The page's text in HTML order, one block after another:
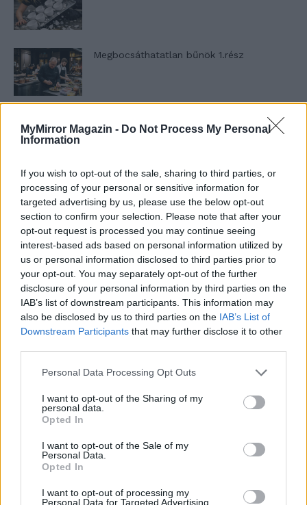
MyMirror Magazin - Do Not Process My Personal
Information
If you wish to opt-out of the sale, sharing to third parties, or
processing of your personal or sensitive information for
targeted advertising by us, please use the below opt-out
section to confirm your selection. Please note that after your
opt-out request is processed you may continue seeing
interest-based ads based on personal information utilized by
us or personal information disclosed to third parties prior to
your opt-out. You may separately opt-out of the further
disclosure of your personal information by third parties on the
IAB’s list of downstream participants. This information may
also be disclosed by us to third parties on the IAB’s List of
Downstream Participants that may further disclose it to other
Personal Data Processing Opt Outs
I want to opt-out of the Sharing of my
personal data.
Opted In
I want to opt-out of the Sale of my
Personal Data.
Opted In
I want to opt-out of processing my
Personal Data for Targeted Advertising.
Megbocsáthatatlan bűnök 1.rész
Szent Genovéva, a túlélő Franciaország
jelképe
Minka 12. rész
Minka 11. rész
T. szereti a fiatal lányokat 14. rész
nőknek, amikor segítséget kérnek?
A legidegesítőbb kifejezések laza